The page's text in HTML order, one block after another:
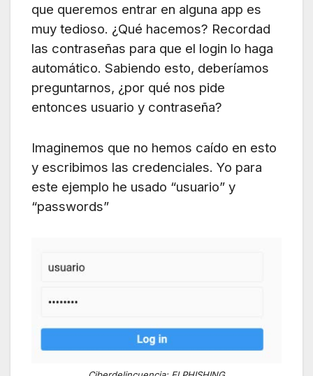
que queremos entrar en alguna app es
muy tedioso. ¿Qué hacemos? Recordad
las contraseñas para que el login lo haga
automático. Sabiendo esto, deberíamos
preguntarnos, ¿por qué nos pide
entonces usuario y contraseña?
Imaginemos que no hemos caído en esto
y escribimos las credenciales. Yo para
este ejemplo he usado “usuario” y
“passwords”